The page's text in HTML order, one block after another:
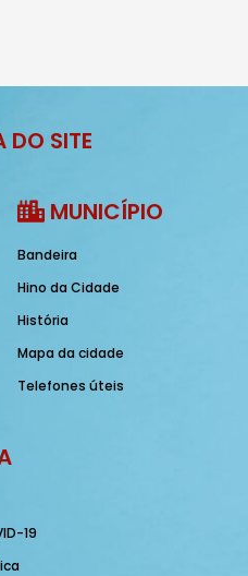
SITE
MUNICÍPIO
Bandeira
Hino da Cidade
História
Mapa da cidade
Telefones úteis
19